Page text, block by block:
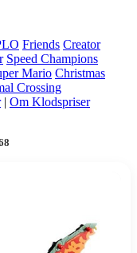
Friends Creator
Speed Champions
Mario Christmas
Crossing
| Om Klodspriser